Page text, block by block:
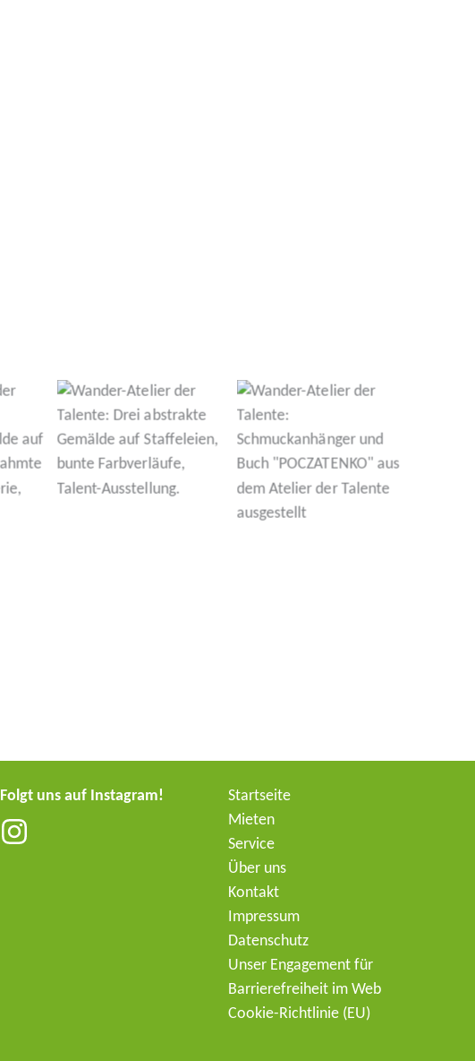
Folgt uns auf Instagram!
Start­seite
Mieten
Service
Über uns
Kontakt
Impressum
Daten­schutz
Unser Engagement für
Barrie­re­freiheit im Web
Cookie-Richt­­linie (EU)